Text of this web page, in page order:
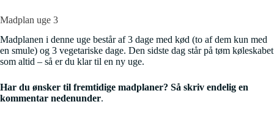
Madplan uge 3
Madplanen i denne uge består af 3 dage med kød (to af dem kun med
en smule) og 3 vegetariske dage. Den sidste dag står på tøm køleskabet
som altid – så er du klar til en ny uge.
Har du ønsker til fremtidige madplaner? Så skriv endelig en
kommentar nedenunder.